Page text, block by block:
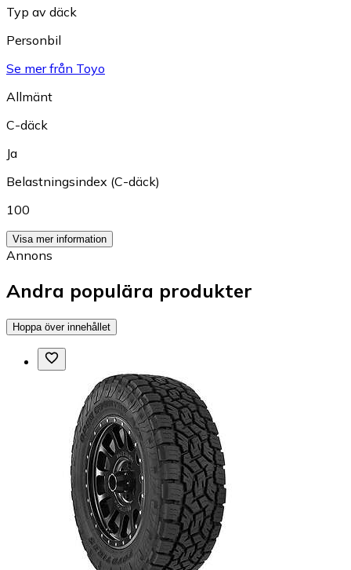
Typ av däck
Personbil
Se mer från Toyo
Allmänt
C-däck
Ja
Belastningsindex (C-däck)
100
Visa mer information
Annons
Andra populära produkter
Hoppa över innehållet